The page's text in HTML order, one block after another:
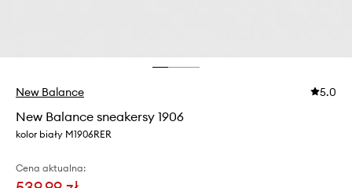
New Balance 5.0
New Balance sneakersy 1906
kolor biały M1906RER
Cena aktualna: